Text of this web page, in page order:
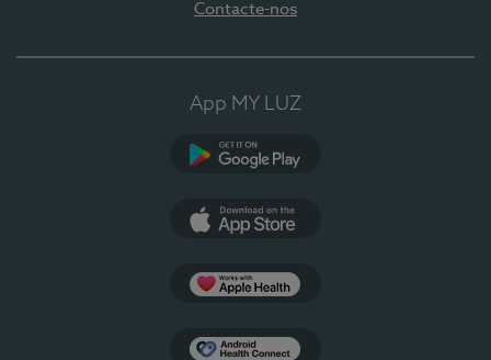
Contacte-nos
App MY LUZ